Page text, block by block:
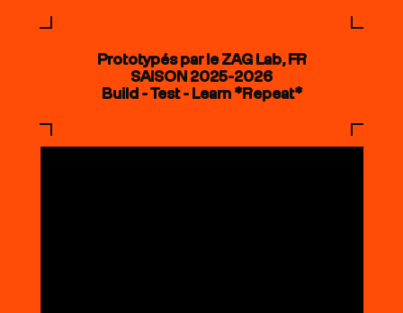
Prototypés par le ZAG Lab, FR
SAISON 2025-2026
Build - Test - Learn *Repeat*